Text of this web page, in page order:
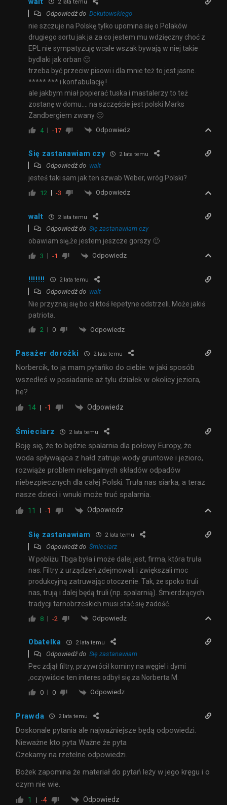
2 lata temu
Odpowiedź do Dekutowskiego
nie szczuje na Polskę tylko upomina się o Polaków
drugiego sortu jak ja za co jestem mu wdzięczny choć z
EPL nie sympatyzuję wcale wszak bywają w niej takie
bydlaki jak orban 🙂
trzeba być przeciw pisowi i dla mnie też to jest jasne.
***** *** i konfabulację !
ale jakbym miał popierać tuska i mastalerzy to też
zostanę w domu…. na szczęście jest polski Marks
Zandbergiem zwany 🙂
4 -17 Odpowiedz
Się zastanawiam czy 2 lata temu
Odpowiedź do walt
jesteś taki sam jak ten szwab Weber, wróg Polski?
12 -3 Odpowiedz
walt 2 lata temu
Odpowiedź do Się zastanawiam czy
obawiam się,że jestem jeszcze gorszy 🙂
3 -1 Odpowiedz
!!!!!!! 2 lata temu
Odpowiedź do walt
Nie przyznaj się bo ci ktoś łepetyne odstrzeli. Może jakiś
patriota.
2 0 Odpowiedz
Pasażer dorożki 2 lata temu
Norbercik, to ja mam pytańko do ciebie: w jaki sposób
wszedłeś w posiadanie aż tylu działek w okolicy jeziora,
he?
14 -1 Odpowiedz
Śmieciarz 2 lata temu
Boję się, że to będzie spalarnia dla połowy Europy, że
woda spływająca z hałd zatruje wody gruntowe i jezioro,
rozwiąże problem nielegalnych składów odpadów
niebezpiecznych dla całej Polski. Truła nas siarka, a teraz
nasze dzieci i wnuki może truć spalarnia.
11 -1 Odpowiedz
Się zastanawiam 2 lata temu
Odpowiedź do Śmieciarz
W pobliżu Tbga była i może dalej jest, firma, która truła
nas. Filtry z urządzeń zdejmowali i zwiększali moc
produkcyjną zatruwając otoczenie. Tak, że spoko truli
nas, trują i dalej będą truli (np. spalarnią). Śmierdzących
tradycji tarnobrzeskich musi stać się zadość.
8 -2 Odpowiedz
Obatelka 2 lata temu
Odpowiedź do Się zastanawiam
Pec zdjął filtry, przywrócił kominy na węgiel i dymi
,oczywiście ten interes odbył się za Norberta M.
0 0 Odpowiedz
Prawda 2 lata temu
Doskonale pytania ale najważniejsze będą odpowiedzi.
Nieważne kto pyta Ważne że pyta
Czekamy na rzetelne odpowiedzi.
Bożek zapomina że materiał do pytań leży w jego kręgu i o
czym nie wie.
1 -4 Odpowiedz